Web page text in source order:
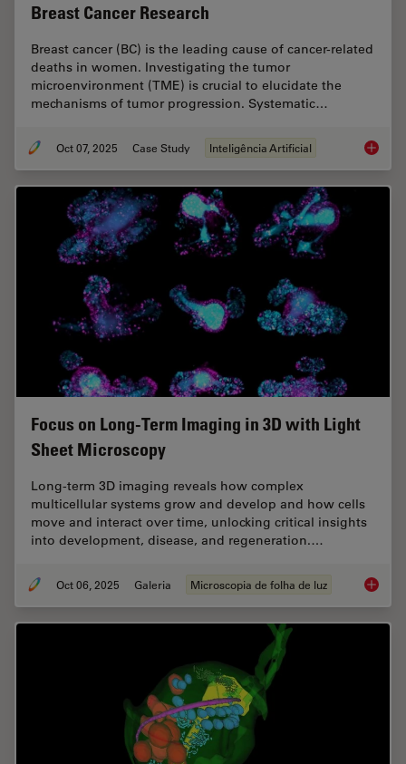
Breast Cancer Research
Breast cancer (BC) is the leading cause of cancer-related
deaths in women. Investigating the tumor
microenvironment (TME) is crucial to elucidate the
mechanisms of tumor progression. Systematic…
Oct 07, 2025 Case Study Inteligência Artificial AI-
Focus on Long-Term Imaging in 3D with Light
Sheet Microscopy
Long-term 3D imaging reveals how complex
multicellular systems grow and develop and how cells
move and interact over time, unlocking critical insights
into development, disease, and regeneration.…
Oct 06, 2025 Galeria Microscopia de folha de luz Focus